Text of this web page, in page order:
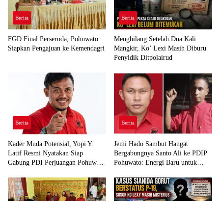
Berita
FGD Final Perseroda, Pohuwato
Siapkan Pengajuan ke Kemendagri
Berita
Menghilang Setelah Dua Kali
Mangkir, Ko’ Lexi Masih Diburu
Penyidik Ditpolairud
Berita
Kader Muda Potensial, Yopi Y.
Latif Resmi Nyatakan Siap
Gabung PDI Perjuangan Pohuwato
Berita
Jemi Hado Sambut Hangat
Bergabungnya Santo Ali ke PDIP
Pohuwato: Energi Baru untuk